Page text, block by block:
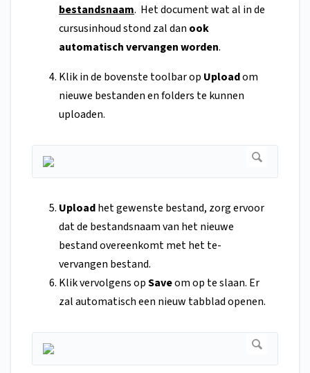
bestandsnaam. Het document wat al in de
cursusinhoud stond zal dan ook
automatisch vervangen worden.
Klik in de bovenste toolbar op Uploadom
nieuwe bestanden en folders te kunnen
uploaden.
Uploadhet gewenste bestand, zorg ervoor
dat de bestandsnaam van het nieuwe
bestand overeenkomt met het te-
vervangen bestand.
Klik vervolgens opSaveom op te slaan. Er
zal automatisch een nieuw tabblad openen.